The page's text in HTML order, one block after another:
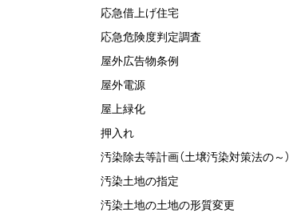
応急借上げ住宅
応急危険度判定調査
屋外広告物条例
屋外電源
屋上緑化
押入れ
汚染除去等計画（土壌汚染対策法の～）
汚染土地の指定
汚染土地の土地の形質変更